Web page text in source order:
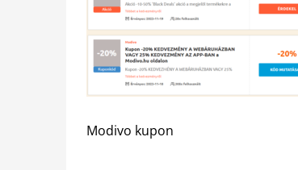
Modivo kupon